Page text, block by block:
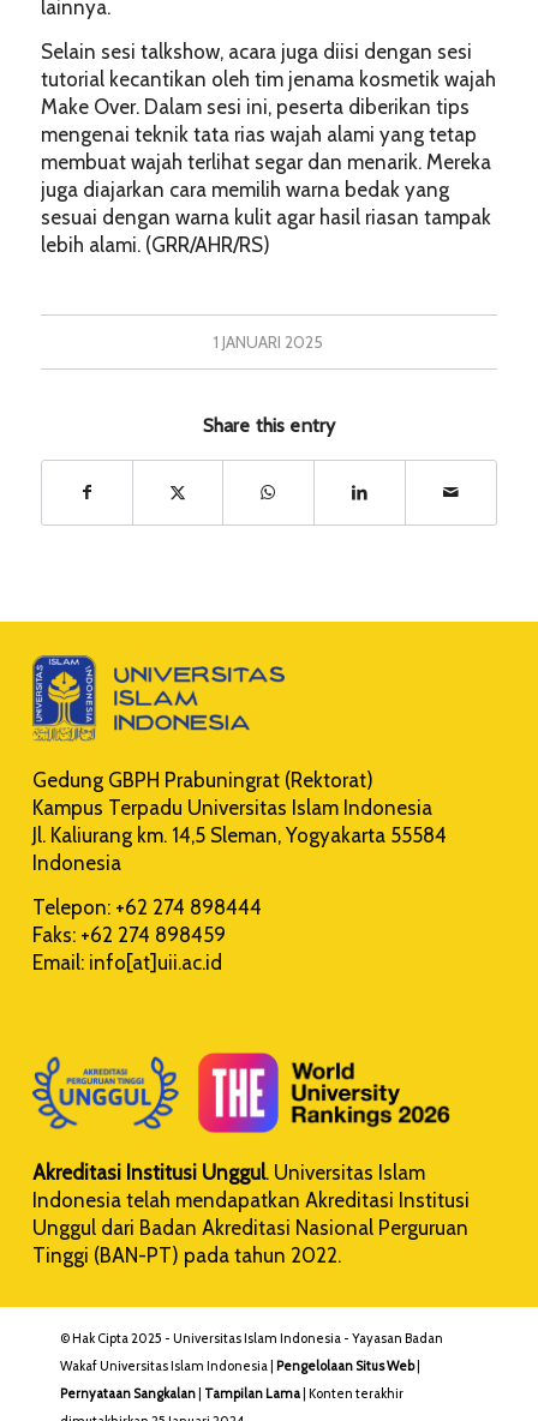
lainnya.
Selain sesi talkshow, acara juga diisi dengan sesi
tutorial kecantikan oleh tim jenama kosmetik wajah
Make Over. Dalam sesi ini, peserta diberikan tips
mengenai teknik tata rias wajah alami yang tetap
membuat wajah terlihat segar dan menarik. Mereka
juga diajarkan cara memilih warna bedak yang
sesuai dengan warna kulit agar hasil riasan tampak
lebih alami. (GRR/AHR/RS)
1 JANUARI 2025
Share this entry
Gedung GBPH Prabuningrat (Rektorat)
Kampus Terpadu Universitas Islam Indonesia
Jl. Kaliurang km. 14,5 Sleman, Yogyakarta 55584
Indonesia
Telepon: +62 274 898444
Faks: +62 274 898459
Email: info[at]uii.ac.id
Akreditasi Institusi Unggul. Universitas Islam
Indonesia telah mendapatkan Akreditasi Institusi
Unggul dari Badan Akreditasi Nasional Perguruan
Tinggi (BAN-PT) pada tahun 2022.
© Hak Cipta 2025 - Universitas Islam Indonesia - Yayasan Badan
Wakaf Universitas Islam Indonesia | Pengelolaan Situs Web|
Pernyataan Sangkalan Tampilan Lama | Konten terakhir